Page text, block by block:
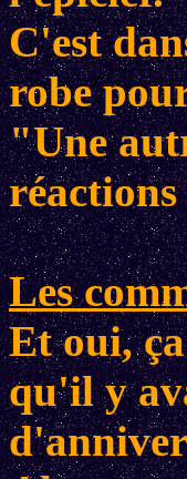
C'est
robe
"Une
réactions
Les
Et oui,
qu'il y